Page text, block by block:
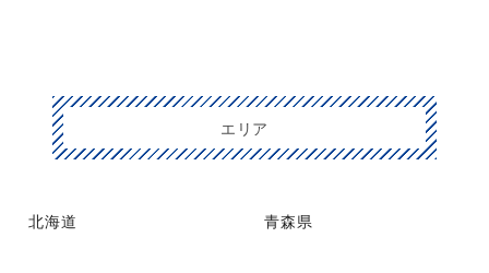
エリア
北海道 青森県